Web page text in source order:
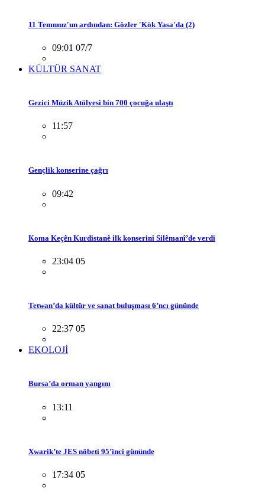
11 Temmuz'un ardından: Gözler 'Kök Yasa'da (2)
09:01 07/7
KÜLTÜR SANAT
Gezici Müzik Atölyesi bin 700 çocuğa ulaştı
11:57
Gençlik konserine çağrı
09:42
Koma Keçên Kurdistanê ilk konserini Silêmanî’de verdi
23:04 05
Tetwan’da kültür ve sanat buluşması 6’ncı gününde
22:37 05
EKOLOJİ
Bursa’da orman yangını
13:11
Xwarik’te JES nöbeti 95’inci gününde
17:34 05